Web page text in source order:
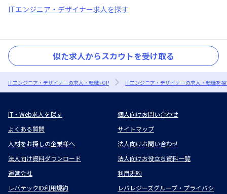
ITエンジニア・デザイナー求人を探す
似た求人からスカウトを受け取る
ITエンジニア・デザイナーの求人・転職TOP ITエンジニア・デザイナーの求人・転職を
IT・Web求人を探す
個人向けお問い合わせ
よくある質問
サイトマップ
人材をお探しの企業様へ
法人向けお問い合わせ
法人向け資料ダウンロード
法人向けお役立ち資料一覧
運営会社
利用規約
レバテックID利用規約
レバレジーズグループ・プライバシ